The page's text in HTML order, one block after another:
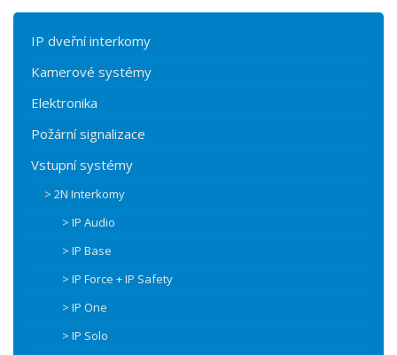
IP dveřní interkomy
Kamerové systémy
Elektronika
Požární signalizace
Vstupní systémy
> 2N Interkomy
> IP Audio
> IP Base
> IP Force + IP Safety
> IP One
> IP Solo